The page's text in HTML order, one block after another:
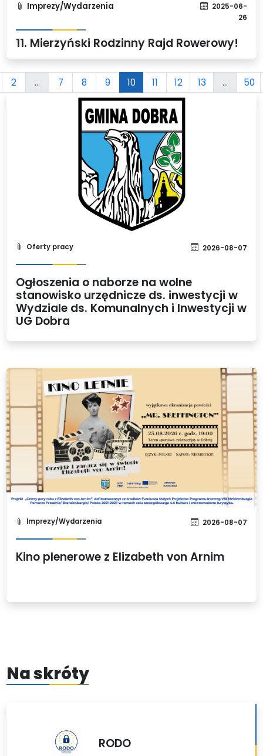
Imprezy/Wydarzenia
2025-06-
26
11. Mierzyński Rodzinny Rajd Rowerowy!
2 ... 7 8 9 10 11 12 13 ... 50
Oferty pracy 2026-08-07
Ogłoszenia o naborze na wolne
stanowisko urzędnicze ds. inwestycji w
Wydziale ds. Komunalnych i Inwestycji w
UG Dobra
Imprezy/Wydarzenia 2026-08-07
Kino plenerowe z Elizabeth von Arnim
Na skróty
RODO